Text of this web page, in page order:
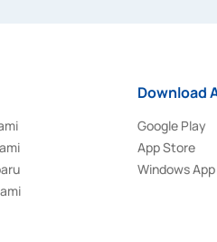
Download
Google Play
App Store
Windows App